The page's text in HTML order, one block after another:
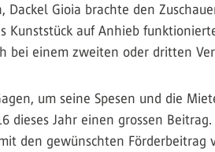
Gioia brachte den
Kunststück auf Anhieb
bei einem zweiten oder dritten
um seine Spesen und die
dieses Jahr einen grossen
den gewünschten Förderbeitrag